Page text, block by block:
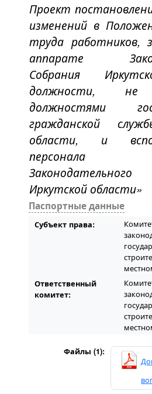
Проект
изменений в
труда работников,
аппарате
Собрания
должности, не
должностями
гражданской
области, и
персонала
Иркутской области»
Паспортные данные
Субъект права:
Ответственный
комитет:
Файлы (1):